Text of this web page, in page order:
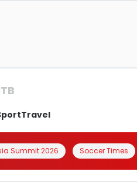
Travel
Summit 2026 Soccer Times